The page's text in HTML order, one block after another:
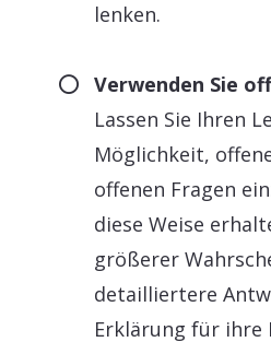
lenken.
Verwenden Sie
Lassen Sie Ihren
Möglichkeit,
offenen Fragen
diese Weise
größerer
detailliertere
Erklärung für ihre